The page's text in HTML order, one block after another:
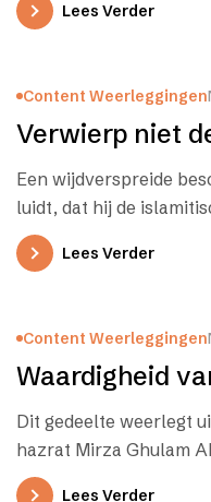
Lees Verder
Content Weerleggingen
Verwierp niet
Een wijdverspreide
luidt, dat hij de
Lees Verder
Content Weerleggingen
Waardigheid
Dit gedeelte weerlegt
hazrat Mirza Ghulam
Jezus.…
Lees Verder